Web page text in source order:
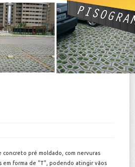
concreto pré moldado, com nervuras
em forma de "T", podendo atingir vãos